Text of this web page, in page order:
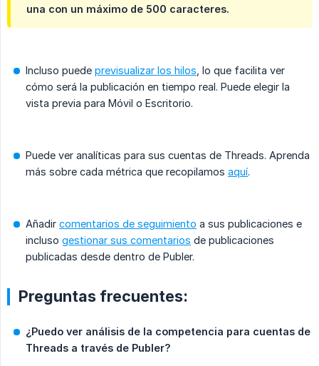
una con un máximo de 500 caracteres.
Incluso puede previsualizar los hilos , lo que facilita ver
cómo será la publicación en tiempo real. Puede elegir la
vista previa para Móvil o Escritorio.
Puede ver analíticas para sus cuentas de Threads. Aprenda
más sobre cada métrica que recopilamos aquí.
Añadir comentarios de seguimiento a sus publicaciones e
incluso gestionar sus comentarios de publicaciones
publicadas desde dentro de Publer.
Preguntas frecuentes:
¿Puedo ver análisis de la competencia para cuentas de
Threads a través de Publer?